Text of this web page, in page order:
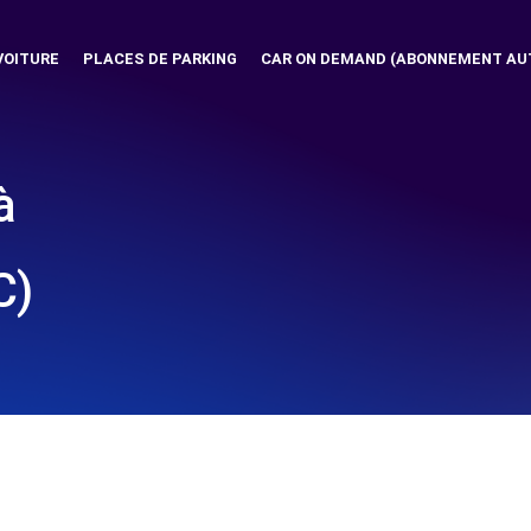
PLACES DE PARKING CAR ON DEMAND (ABONNEMENT